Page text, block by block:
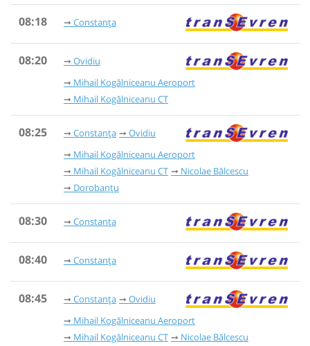
08:18 Constanța
08:20
Ovidiu
Mihail Kogălniceanu Aeroport
Mihail Kogălniceanu CT
08:25 Constanța
Ovidiu
Mihail Kogălniceanu Aeroport
Mihail Kogălniceanu CT
Nicolae Bălcescu
Dorobanțu
08:30 Constanța
08:40 Constanța
08:45 Constanța
Ovidiu
Mihail Kogălniceanu Aeroport
Mihail Kogălniceanu CT
Nicolae Bălcescu